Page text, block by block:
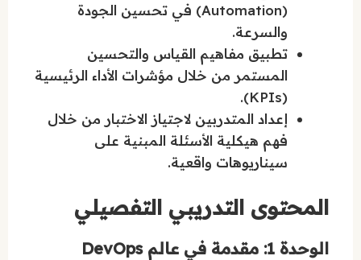
(Automation) في تحسين الجودة
والسرعة.
تطبيق مفاهيم القياس والتحسين
المستمر من خلال مؤشرات الأداء الرئيسية
(KPIs).
إعداد المتدربين لاجتياز الاختبار من خلال
فهم هيكلية الأسئلة المبنية على
سيناريوهات واقعية.
المحتوى التدريبي التفصيلي
الوحدة 1: مقدمة في عالم DevOps